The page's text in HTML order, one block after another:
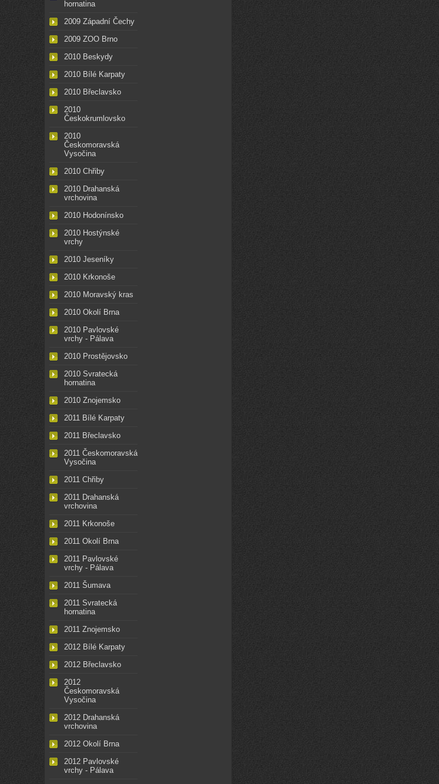
hornatina
2009 Západní Čechy
2009 ZOO Brno
2010 Beskydy
2010 Bílé Karpaty
2010 Břeclavsko
2010
Českokrumlovsko
2010
Českomoravská
Vysočina
2010 Chřiby
2010 Drahanská
vrchovina
2010 Hodonínsko
2010 Hostýnské
vrchy
2010 Jeseníky
2010 Krkonoše
2010 Moravský kras
2010 Okolí Brna
2010 Pavlovské
vrchy - Pálava
2010 Prostějovsko
2010 Svratecká
hornatina
2010 Znojemsko
2011 Bílé Karpaty
2011 Břeclavsko
2011 Českomoravská
Vysočina
2011 Chřiby
2011 Drahanská
vrchovina
2011 Krkonoše
2011 Okolí Brna
2011 Pavlovské
vrchy - Pálava
2011 Šumava
2011 Svratecká
hornatina
2011 Znojemsko
2012 Bílé Karpaty
2012 Břeclavsko
2012
Českomoravská
Vysočina
2012 Drahanská
vrchovina
2012 Okolí Brna
2012 Pavlovské
vrchy - Pálava